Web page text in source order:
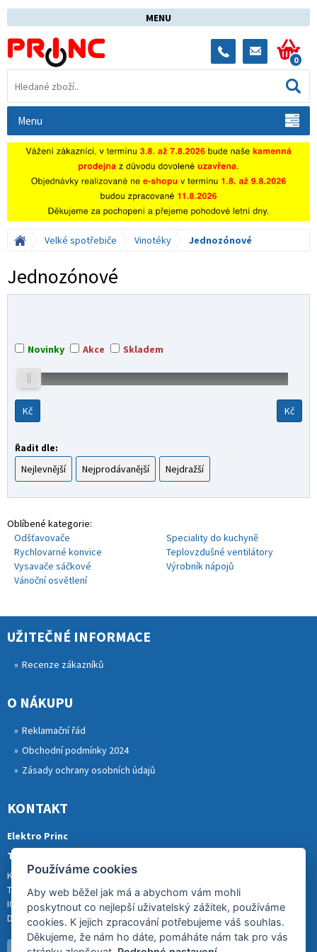
MENU
0
Menu
Velké spotřebiče Vinotéky Jednozónové
Jednozónové
Novinky Akce Skladem
Kč Kč
Řadit dle:
Nejlevnější Nejprodávanější Nejdražší
Oblíbené kategorie:
Odšťavovače
Speciality do kuchyně
Rychlovarné konvice
Teplovzdušné ventilátory
Vysavače sáčkové
Výrobník nápojů
Vánoční osvětlení
UŽITEČNÉ INFORMACE
Recenze zákazníků
O NÁKUPU
Reklamační řád
Obchodní podmínky 2024
Zásady ochrany osobních údajů
KONTAKT
Elektro Princ
Tomáš Princ
Krkonošská 290, 46841 TANVALD
Tel.: 773 880 988
IČ: 01153731
DIČ: CZ8007202522
Používáme cookies
Aby web běžel jak má a abychom vám mohli
poskytnout co nejlepší uživatelský zážitek, používáme
cookies. K jejich zpracování potřebujeme váš souhlas.
Děkujeme, že nám ho dáte, pomáháte nám tak pro vás